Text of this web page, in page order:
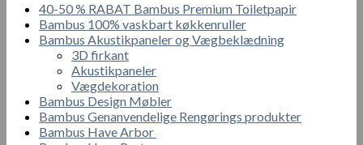
40-50 % RABAT Bambus Premium Toiletpapir
Bambus 100% vaskbart køkkenruller
Bambus Akustikpaneler og Vægbeklædning
3D firkant
Akustikpaneler
Vægdekoration
Bambus Design Møbler
Bambus Genanvendelige Rengørings produkter
Bambus Have Arbor